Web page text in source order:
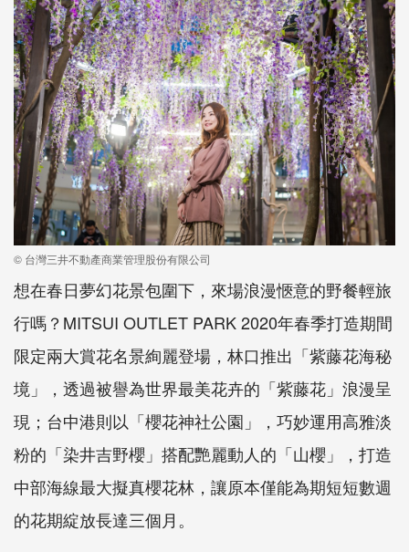
© 台灣三井不動產商業管理股份有限公司
想在春日夢幻花景包圍下，來場浪漫愜意的野餐輕旅
行嗎？MITSUI OUTLET PARK 2020年春季打造期間
限定兩大賞花名景絢麗登場，林口推出「紫藤花海秘
境」，透過被譽為世界最美花卉的「紫藤花」浪漫呈
現；台中港則以「櫻花神社公園」，巧妙運用高雅淡
粉的「染井吉野櫻」搭配艷麗動人的「山櫻」，打造
中部海線最大擬真櫻花林，讓原本僅能為期短短數週
的花期綻放長達三個月。